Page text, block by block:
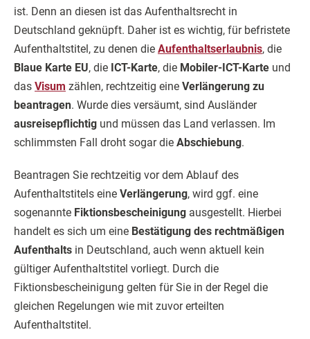
ist. Denn an diesen ist das Aufenthaltsrecht in
Deutschland geknüpft. Daher ist es wichtig, für befristete
Aufenthaltstitel, zu denen die Aufenthaltserlaubnis, die
Blaue Karte EU, die ICT-Karte, die Mobiler-ICT-Karte und
das Visum zählen, rechtzeitig eine Verlängerung zu
beantragen. Wurde dies versäumt, sind Ausländer
ausreisepflichtig und müssen das Land verlassen. Im
schlimmsten Fall droht sogar die Abschiebung.
Beantragen Sie rechtzeitig vor dem Ablauf des
Aufenthaltstitels eine Verlängerung, wird ggf. eine
sogenannte Fiktionsbescheinigung ausgestellt. Hierbei
handelt es sich um eine Bestätigung des rechtmäßigen
Aufenthalts in Deutschland, auch wenn aktuell kein
gültiger Aufenthaltstitel vorliegt. Durch die
Fiktionsbescheinigung gelten für Sie in der Regel die
gleichen Regelungen wie mit zuvor erteilten
Aufenthaltstitel.